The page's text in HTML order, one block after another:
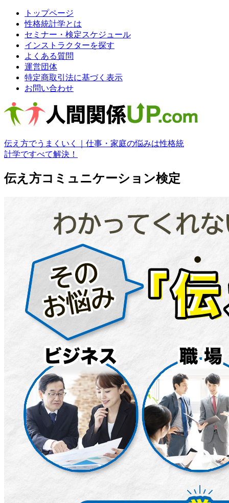
トップページ
性格統計学とは
セミナー・検定スケジュール
インストラクターを探す
よくある質問
運営団体
特定商取引法に基づく表示
お問い合わせ
伝え方でうまくいく｜仕事・家庭の悩みは性格統
計学ですべて解決！
伝え方コミュニケーション検定